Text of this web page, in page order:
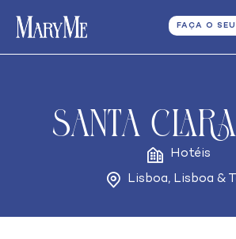
FAÇA O
Santa Clara
Hotéis
Lisboa, Lisboa &